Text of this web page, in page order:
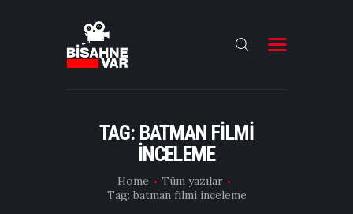
TAG: BATMAN FILMI
INCELEME
Home
Tüm yazılar
Tag: batman filmi inceleme
FILMLER
OYUNCULAR